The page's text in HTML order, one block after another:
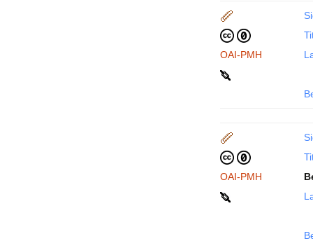
OAI-PMH
OAI-PMH